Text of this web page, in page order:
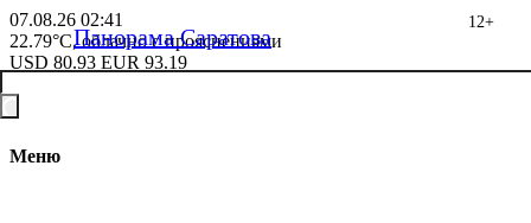
07.08.26 02:41
22.79°C, облачно с прояснениями
USD 80.93 EUR 93.19
Меню
Панорама Саратова
12+